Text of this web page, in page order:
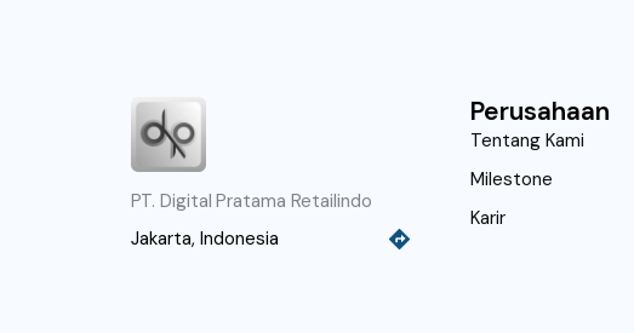
PT. Digital Pratama Retailindo
Jakarta, Indonesia
Perusahaan
Tentang Kami
Milestone
Karir